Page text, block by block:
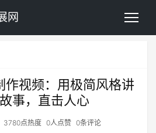
网
作视频：用极简风格讲
事，直击人心
3780点热度 0人点赞 0条评论